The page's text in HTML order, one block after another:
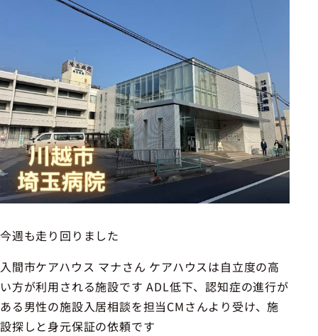
今週も走り回りました
入間市ケアハウス マナさん ケアハウスは自立度の高
い方が利用される施設です ADL低下、認知症の進行が
ある男性の施設入居相談を担当CMさんより受け、施
設探しと身元保証の依頼です